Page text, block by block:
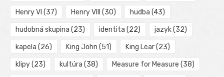
Henry VI (37) Henry VIII (30) hudba (43)
hudobná skupina (23) identita (22) jazyk(32)
kapela (26) King John (51) King Lear(23)
klipy(23) kultúra (38) Measure for Measure (38)